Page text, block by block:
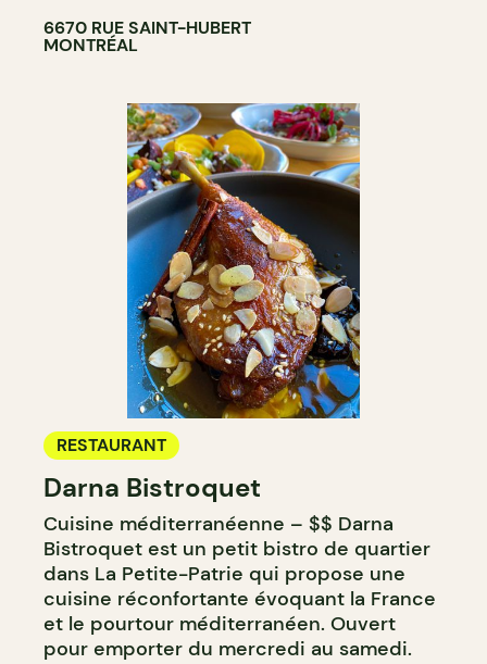
6670 RUE SAINT-HUBERT
MONTRÉAL
RESTAURANT
Darna Bistroquet
Cuisine méditerranéenne – $$ Darna
Bistroquet est un petit bistro de quartier
dans La Petite-Patrie qui propose une
cuisine réconfortante évoquant la France
et le pourtour méditerranéen. Ouvert
pour emporter du mercredi au samedi.